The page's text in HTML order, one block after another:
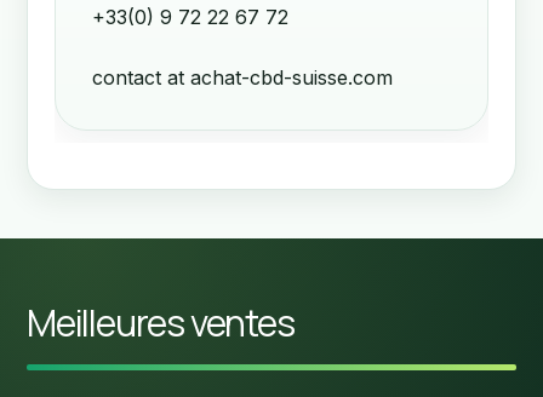
+33(0) 9 72 22 67 72
contact at achat-cbd-suisse.com
Meilleures ventes